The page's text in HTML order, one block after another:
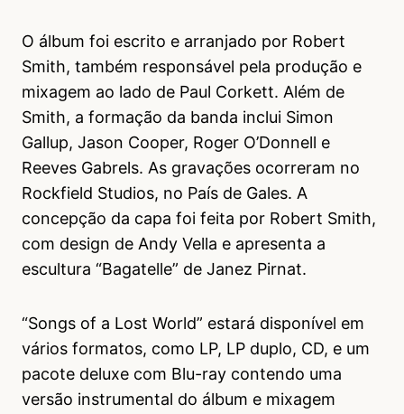
O álbum foi escrito e arranjado por Robert
Smith, também responsável pela produção e
mixagem ao lado de Paul Corkett. Além de
Smith, a formação da banda inclui Simon
Gallup, Jason Cooper, Roger O’Donnell e
Reeves Gabrels. As gravações ocorreram no
Rockfield Studios, no País de Gales. A
concepção da capa foi feita por Robert Smith,
com design de Andy Vella e apresenta a
escultura “Bagatelle” de Janez Pirnat.
“Songs of a Lost World” estará disponível em
vários formatos, como LP, LP duplo, CD, e um
pacote deluxe com Blu-ray contendo uma
versão instrumental do álbum e mixagem